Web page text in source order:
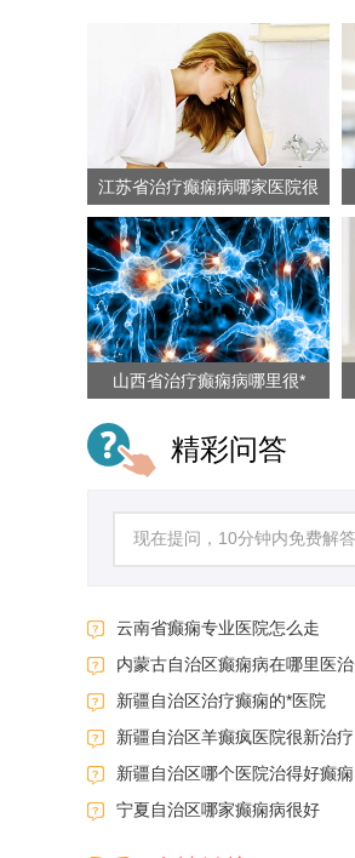
江苏省治疗癫痫病哪家医院很
正
山西省治疗癫痫病哪里很*
精彩问答
云南省癫痫专业医院怎么走
内蒙古自治区癫痫病在哪里医治
新疆自治区治疗癫痫的*医院
新疆自治区羊癫疯医院很新治疗
新疆自治区哪个医院治得好癫痫
宁夏自治区哪家癫痫病很好